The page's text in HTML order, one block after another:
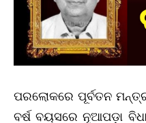
ପରଲୋକରେ ପୂର୍ବତନ
ବର୍ଷ ବୟସରେ ନୂଆପଡ଼ା